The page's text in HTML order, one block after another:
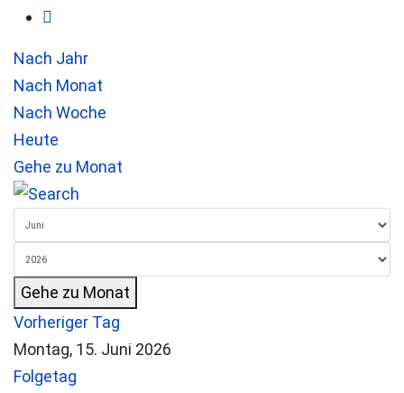
Nach Jahr
Nach Monat
Nach Woche
Heute
Gehe zu Monat
Gehe zu Monat
Vorheriger Tag
Montag, 15. Juni 2026
Folgetag